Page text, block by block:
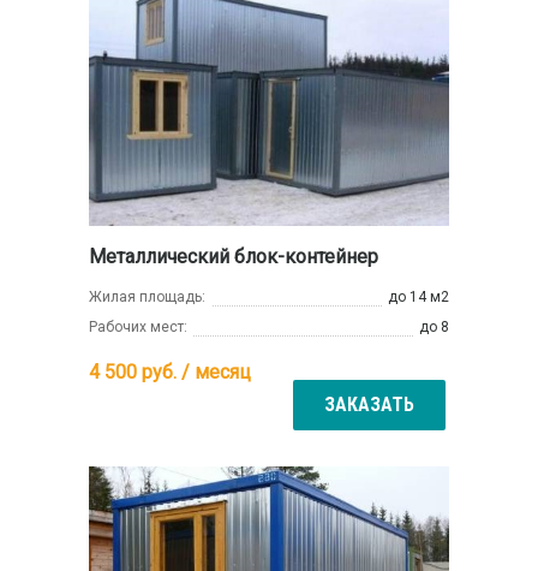
Металлический блок-контейнер
Жилая площадь:
до 14 м2
Рабочих мест:
до 8
4 500 руб. / месяц
ЗАКАЗАТЬ